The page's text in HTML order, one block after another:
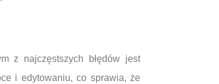
z najczęstszych błędów jest
i edytowaniu, co sprawia, że